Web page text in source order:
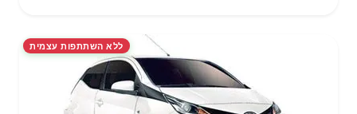
ללא השתתפות עצמית